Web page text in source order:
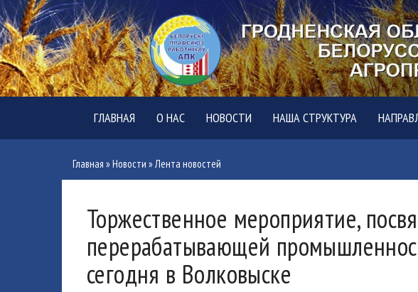
ГЛАВНАЯ О НАС НОВОСТИ НАША СТРУКТУРА
Главная »Новости »Лента новостей
Торжественное мероприятие,
перерабатывающей
сегодня в Волковыске